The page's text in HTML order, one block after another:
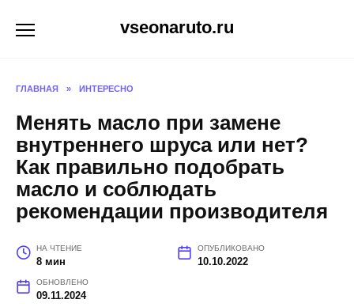
vseonaruto.ru
ГЛАВНАЯ » ИНТЕРЕСНО
Менять масло при замене
внутреннего шруса или нет?
Как правильно подобрать
масло и соблюдать
рекомендации производителя
НА ЧТЕНИЕ
8 мин
ОПУБЛИКОВАНО
10.10.2022
ОБНОВЛЕНО
09.11.2024